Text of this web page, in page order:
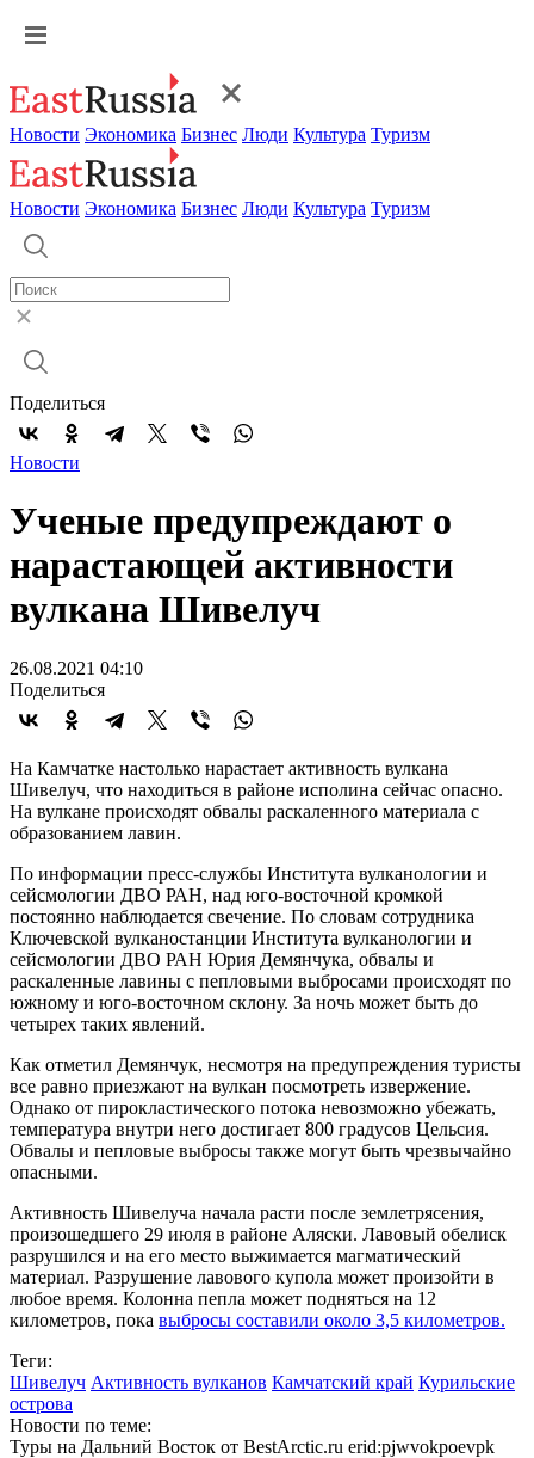
Новости Экономика Бизнес Люди Культура Туризм
Новости Экономика Бизнес Люди Культура Туризм
Поделиться
Новости
Ученые предупреждают о
нарастающей активности
вулкана Шивелуч
26.08.2021 04:10
Поделиться
На Камчатке настолько нарастает активность вулкана
Шивелуч, что находиться в районе исполина сейчас опасно.
На вулкане происходят обвалы раскаленного материала с
образованием лавин.
По информации пресс-службы Института вулканологии и
сейсмологии ДВО РАН, над юго-восточной кромкой
постоянно наблюдается свечение. По словам сотрудника
Ключевской вулканостанции Института вулканологии и
сейсмологии ДВО РАН Юрия Демянчука, обвалы и
раскаленные лавины с пепловыми выбросами происходят по
южному и юго-восточном склону. За ночь может быть до
четырех таких явлений.
Как отметил Демянчук, несмотря на предупреждения туристы
все равно приезжают на вулкан посмотреть извержение.
Однако от пирокластического потока невозможно убежать,
температура внутри него достигает 800 градусов Цельсия.
Обвалы и пепловые выбросы также могут быть чрезвычайно
опасными.
Активность Шивелуча начала расти после землетрясения,
произошедшего 29 июля в районе Аляски. Лавовый обелиск
разрушился и на его место выжимается магматический
материал. Разрушение лавового купола может произойти в
любое время. Колонна пепла может подняться на 12
километров, пока выбросы составили около 3,5 километров.
Теги:
Шивелуч Активность вулканов Камчатский край Курильские
острова
Новости по теме:
Туры на Дальний Восток от BestArctic.ru erid:pjwvokpoevpk